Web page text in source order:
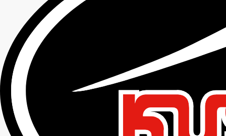
K-2452 CONTEND JACKET
K-2452 CONTEND JACKET
コンテンドジャケット